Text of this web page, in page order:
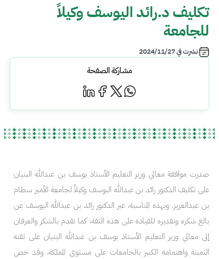
تكليف د.رائد اليوسف وكيلاً
للجامعة
نشرت في2024/11/27
مشاركة الصفحة
صدرت موافقة معالي وزير التعليم الأستاذ يوسف بن عبدالله البنيان
على تكليف الدكتور رائد بن عبدالله اليوسف وكيلاً لجامعة الأمير سطام
بن عبدالعزيز. وبهذه المناسبة، عبر الدكتور رائد بن عبدالله اليوسف عن
بالغ شكره وتقديره للقيادة على هذه الثقة، كما تقدم بالشكر والعرفان
إلى معالي وزير التعليم الأستاذ يوسف بن عبدالله البنيان على ثقته
الثمينة واهتمامه الكبير بالجامعات على مستوى المملكة، وقد خص